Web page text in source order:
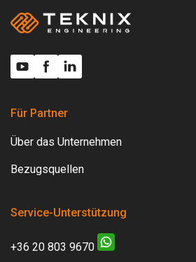
Für Partner
Über das Unternehmen
Bezugsquellen
Service-Unterstützung
+36 20 803 9670